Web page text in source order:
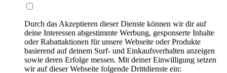
Durch das Akzeptieren dieser Dienste können wir dir auf
deine Interessen abgestimmte Werbung, gesponserte Inhalte
oder Rabattaktionen für unsere Webseite oder Produkte
basierend auf deinem Surf- und Einkaufsverhalten anzeigen
sowie deren Erfolge messen. Mit deiner Einwilligung setzen
wir auf dieser Webseite folgende Drittdienste ein: